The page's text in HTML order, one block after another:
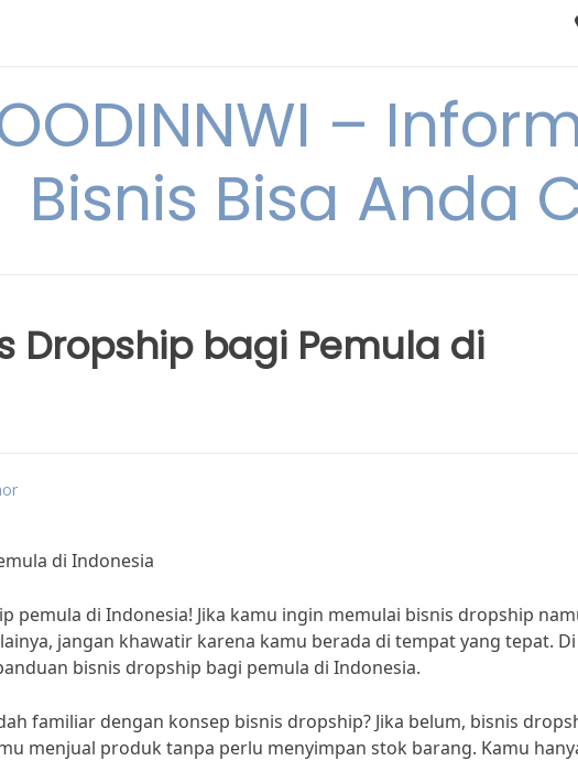
–
Bisnis Bisa Anda
Dropship bagi Pemula di
di Indonesia
pemula di Indonesia! Jika kamu ingin memulai bisnis dropship
jangan khawatir karena kamu berada di tempat yang tepat.
bisnis dropship bagi pemula di Indonesia.
familiar dengan konsep bisnis dropship? Jika belum, bisnis
menjual produk tanpa perlu menyimpan stok barang. Kamu